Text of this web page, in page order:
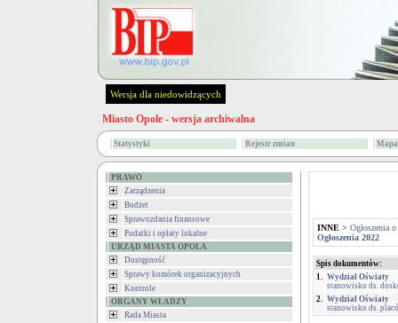
Wersja dla niedowidzących
Miasto Opole - wersja archiwalna
Statystyki Rejestr zmian
PRAWO
Zarządzenia
Budżet
Sprawozdania finansowe
Podatki i opłaty lokalne
URZĄD MIASTA OPOLA
Dostępność
Sprawy komórek organizacyjnych
Kontrole
ORGANY WŁADZY
Rada Miasta
INNE > Ogłoszenia
Ogłoszenia 2022
Spis dokumentów:
1. Wydział Oświaty
stanowisko ds.
2. Wydział Oświaty
stanowisko ds.